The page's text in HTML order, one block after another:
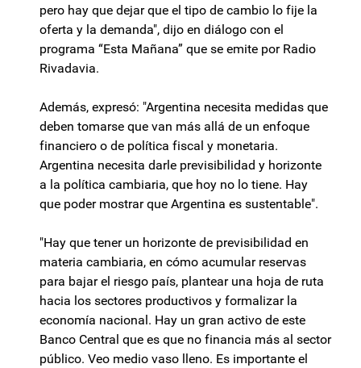
pero hay que dejar que el tipo de cambio lo fije la
oferta y la demanda", dijo en diálogo con el
programa “Esta Mañana” que se emite por Radio
Rivadavia.
Además, expresó: "Argentina necesita medidas que
deben tomarse que van más allá de un enfoque
financiero o de política fiscal y monetaria.
Argentina necesita darle previsibilidad y horizonte
a la política cambiaria, que hoy no lo tiene. Hay
que poder mostrar que Argentina es sustentable".
"Hay que tener un horizonte de previsibilidad en
materia cambiaria, en cómo acumular reservas
para bajar el riesgo país, plantear una hoja de ruta
hacia los sectores productivos y formalizar la
economía nacional. Hay un gran activo de este
Banco Central que es que no financia más al sector
público. Veo medio vaso lleno. Es importante el